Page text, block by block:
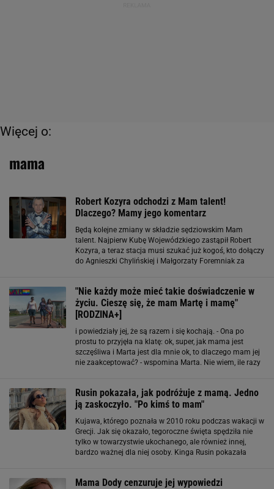
Więcej o:
mama
Robert Kozyra odchodzi z Mam talent!
Dlaczego? Mamy jego komentarz
Będą kolejne zmiany w składzie sędziowskim Mam
talent. Najpierw Kubę Wojewódzkiego zastąpił Robert
Kozyra, a teraz stacja musi szukać już kogoś, kto dołączy
do Agnieszki Chylińskiej i Małgorzaty Foremniak za
"Nie każdy może mieć takie doświadczenie w
życiu. Cieszę się, że mam Martę i mamę"
[RODZINA+]
i powiedziały jej, że są razem i się kochają. - Ona po
prostu to przyjęła na klatę: ok, super, jak mama jest
szczęśliwa i Marta jest dla mnie ok, to dlaczego mam jej
nie zaakceptować? - wspomina Marta. Nie wiem, ile razy
Rusin pokazała, jak podróżuje z mamą. Jedno
ją zaskoczyło. "Po kimś to mam"
Kujawa, którego poznała w 2010 roku podczas wakacji w
Grecji. Jak się okazało, tegoroczne święta spędziła nie
tylko w towarzystwie ukochanego, ale również innej,
bardzo ważnej dla niej osoby. Kinga Rusin pokazała
Mama Dody cenzuruje jej wypowiedzi